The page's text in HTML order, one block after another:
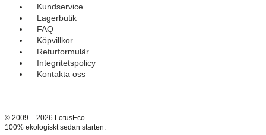
Kundservice
Lagerbutik
FAQ
Köpvillkor
Returformulär
Integritetspolicy
Kontakta oss
© 2009 – 2026 LotusEco
100% ekologiskt sedan starten.